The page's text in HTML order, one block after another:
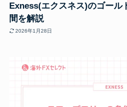
Exness(エクスネス)のゴール
間を解説
2026年1月28日